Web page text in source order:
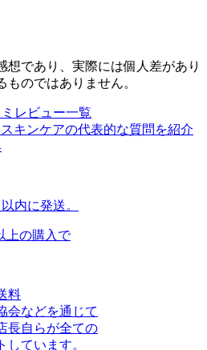
であり、実際には個人差があり
ものではありません。
内に発送。
上の購入で
会などを通じて
長自らが全ての
しています。